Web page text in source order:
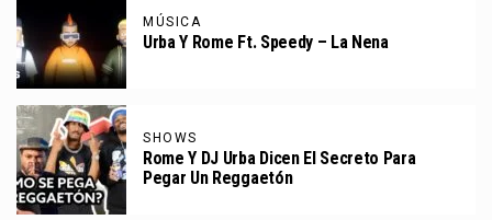
MÚSICA
Urba Y Rome Ft. Speedy – La Nena
SHOWS
Rome Y DJ Urba Dicen El Secreto Para
Pegar Un Reggaetón